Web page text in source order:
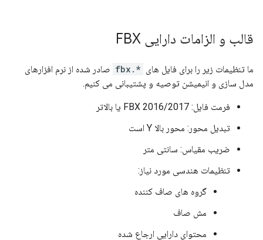
قالب و الزامات دارایی FBX
ما تنظیمات زیر را برای فایل های *.fbx
صادر شده از نرم افزارهای
مدل سازی و انیمیشن توصیه و پشتیبانی می کنیم.
فرمت فایل: FBX 2016/2017 یا بالاتر
تبدیل محور: محور بالا Y است
ضریب مقیاس: سانتی متر
تنظیمات هندسی مورد نیاز:
گروه های صاف کننده
مش صاف
محتوای دارایی ارجاع شده